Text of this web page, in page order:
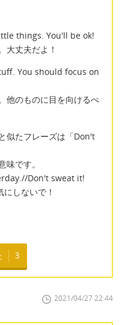
things. You'll be ok!
大丈夫だよ！
You should focus on
他のものに目を向けるべ
似たフレーズは「Don't
です。
Don't sweat it!
しないで！
3
2021/04/27 22:44